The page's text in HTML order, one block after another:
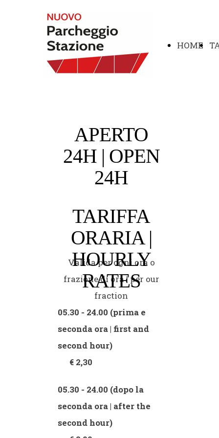
HOME
APERTO
24H | OPEN
24H
TARIFFA
ORARIA |
HOURLY
RATES
Valida per ogni ora o
frazione di ora | per our
fraction
05.30 - 24.00 (prima e
seconda ora | first and
second hour)
€ 2,30
05.30 - 24.00 (dopo la
seconda ora | after the
second hour)